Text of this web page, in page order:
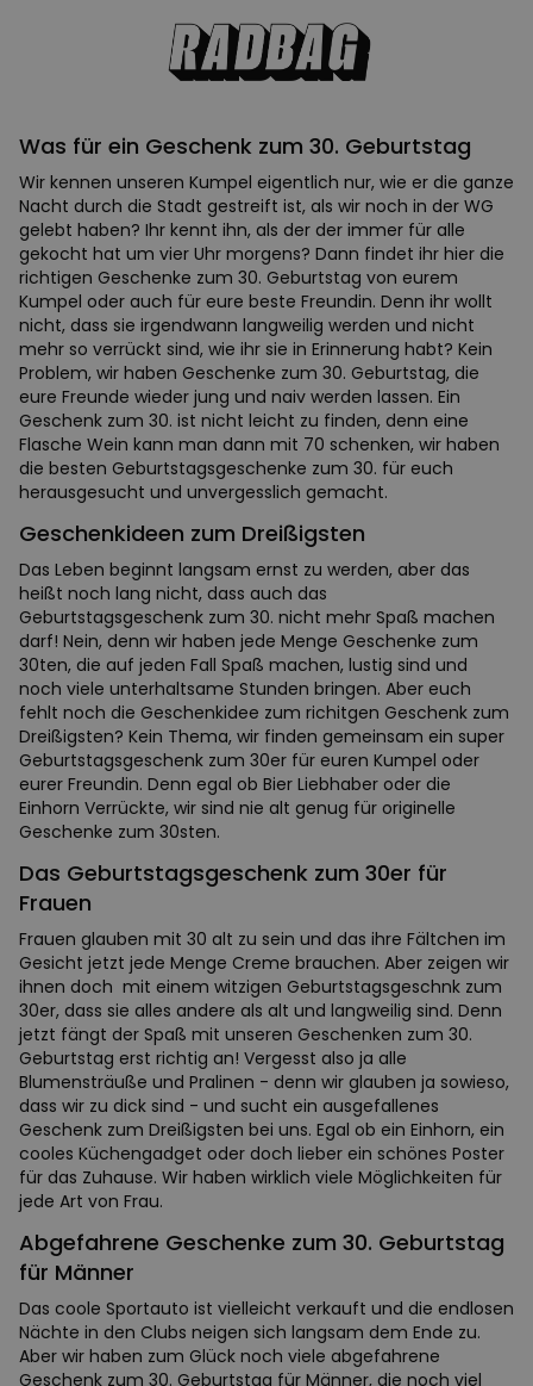
Was für ein Geschenk zum 30. Geburtstag
Wir kennen unseren Kumpel eigentlich nur, wie er die ganze
Nacht durch die Stadt gestreift ist, als wir noch in der WG
gelebt haben? Ihr kennt ihn, als der der immer für alle
gekocht hat um vier Uhr morgens? Dann findet ihr hier die
richtigen Geschenke zum 30. Geburtstag von eurem
Kumpel oder auch für eure beste Freundin. Denn ihr wollt
nicht, dass sie irgendwann langweilig werden und nicht
mehr so verrückt sind, wie ihr sie in Erinnerung habt? Kein
Problem, wir haben Geschenke zum 30. Geburtstag, die
eure Freunde wieder jung und naiv werden lassen. Ein
Geschenk zum 30. ist nicht leicht zu finden, denn eine
Flasche Wein kann man dann mit 70 schenken, wir haben
die besten Geburtstagsgeschenke zum 30. für euch
herausgesucht und unvergesslich gemacht.
Geschenkideen zum Dreißigsten
Das Leben beginnt langsam ernst zu werden, aber das
heißt noch lang nicht, dass auch das
Geburtstagsgeschenk zum 30. nicht mehr Spaß machen
darf! Nein, denn wir haben jede Menge Geschenke zum
30ten, die auf jeden Fall Spaß machen, lustig sind und
noch viele unterhaltsame Stunden bringen. Aber euch
fehlt noch die Geschenkidee zum richitgen Geschenk zum
Dreißigsten? Kein Thema, wir finden gemeinsam ein super
Geburtstagsgeschenk zum 30er für euren Kumpel oder
eurer Freundin. Denn egal ob Bier Liebhaber oder die
Einhorn Verrückte, wir sind nie alt genug für originelle
Geschenke zum 30sten.
Das Geburtstagsgeschenk zum 30er für
Frauen
Frauen glauben mit 30 alt zu sein und das ihre Fältchen im
Gesicht jetzt jede Menge Creme brauchen. Aber zeigen wir
ihnen doch mit einem witzigen Geburtstagsgeschnk zum
30er, dass sie alles andere als alt und langweilig sind. Denn
jetzt fängt der Spaß mit unseren Geschenken zum 30.
Geburtstag erst richtig an! Vergesst also ja alle
Blumensträuße und Pralinen - denn wir glauben ja sowieso,
dass wir zu dick sind - und sucht ein ausgefallenes
Geschenk zum Dreißigsten bei uns. Egal ob ein Einhorn, ein
cooles Küchengadget oder doch lieber ein schönes Poster
für das Zuhause. Wir haben wirklich viele Möglichkeiten für
jede Art von Frau.
Abgefahrene Geschenke zum 30. Geburtstag
für Männer
Das coole Sportauto ist vielleicht verkauft und die endlosen
Nächte in den Clubs neigen sich langsam dem Ende zu.
Aber wir haben zum Glück noch viele abgefahrene
Geschenk zum 30. Geburtstag für Männer, die noch viel